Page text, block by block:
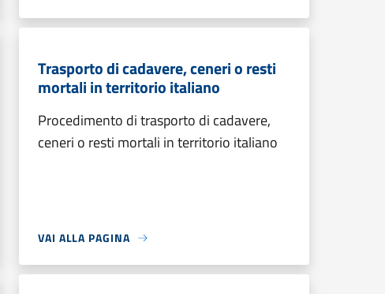
Trasporto di cadavere, ceneri o resti
mortali in territorio italiano
Procedimento di trasporto di cadavere,
ceneri o resti mortali in territorio italiano
VAI ALLA PAGINA